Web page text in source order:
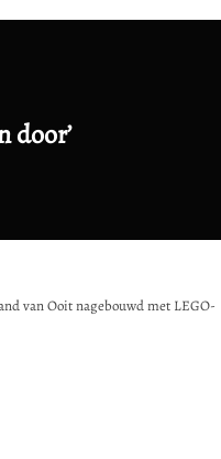
door’
van Ooit nagebouwd met LEGO-